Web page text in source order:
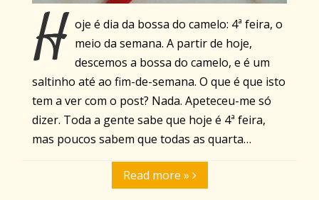
H oje é dia da bossa do camelo: 4ª feira, o
meio da semana. A partir de hoje,
descemos a bossa do camelo, e é um
saltinho até ao fim-de-semana. O que é que isto
tem a ver com o post? Nada. Apeteceu-me só
dizer. Toda a gente sabe que hoje é 4ª feira,
mas poucos sabem que todas as quarta…
Read more »